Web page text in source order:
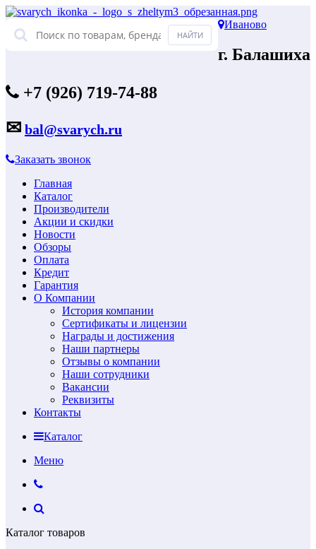
Иваново
г. Балашиха
+7 (926) 719-74-88
✉ bal@svarych.ru
Заказать звонок
Главная
Каталог
Производители
Акции и скидки
Новости
Обзоры
Оплата
Кредит
Гарантия
О Компании
История компании
Сертификаты и лицензии
Награды и достижения
Наши партнеры
Отзывы о компании
Наши сотрудники
Вакансии
Реквизиты
Контакты
Каталог
Меню
Каталог товаров